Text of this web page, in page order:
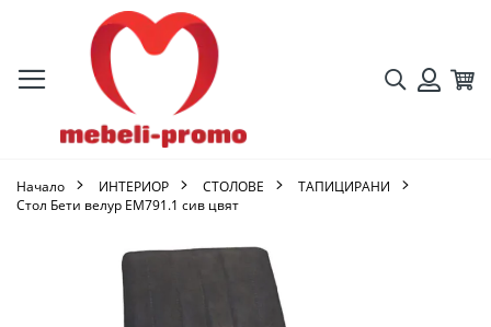
Търсене
Начало ИНТЕРИОР СТОЛОВЕ
ТАПИЦИРАНИ
Стол Бети велур ΕΜ791.1 сив цвят